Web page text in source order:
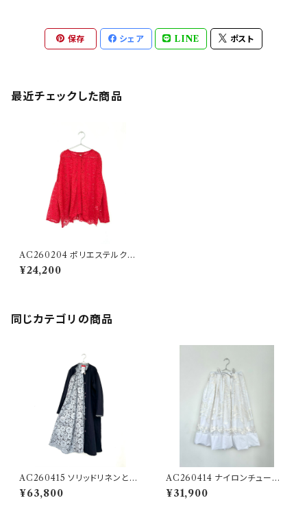
保存 シェア LINE ポスト
最近チェックした商品
AC260204 ポリエステルクバ
ヤレースのステップショート
¥24,200
同じカテゴリの商品
AC260415 ソリッドリネンとク
バヤレースのリバーシブルコート
¥63,800
AC260414 ナイロンチュール
エンブロイダリー＆コットンプリ
ミシマのスカート
¥31,900